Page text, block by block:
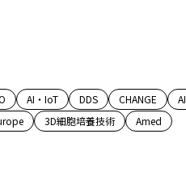
AI・IoT DDS CHANGE AI
3D細胞培養技術 Amed